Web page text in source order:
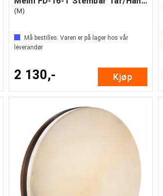
(M)
Må bestilles. Varen er på lager hos vår
leverandør
2 130,- Kjøp